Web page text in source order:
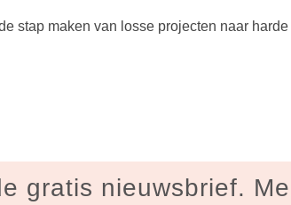
stap maken van losse projecten naar
gratis nieuwsbrief.